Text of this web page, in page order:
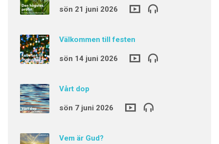
sön 21 juni 2026
Välkommen till festen
sön 14 juni 2026
Vårt dop
sön 7 juni 2026
Vem är Gud?